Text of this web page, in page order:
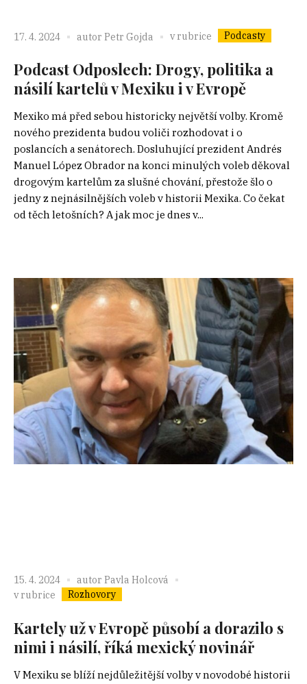
17. 4. 2024 autor Petr Gojda v rubrice Podcasty
Podcast Odposlech: Drogy, politika a
násilí kartelů v Mexiku i v Evropě
Mexiko má před sebou historicky největší volby. Kromě
nového prezidenta budou voliči rozhodovat i o
poslancích a senátorech. Dosluhující prezident Andrés
Manuel López Obrador na konci minulých voleb děkoval
drogovým kartelům za slušné chování, přestože šlo o
jedny z nejnásilnějších voleb v historii Mexika. Co čekat
od těch letošních? A jak moc je dnes v...
15. 4. 2024 autor Pavla Holcová
v rubrice
Rozhovory
Kartely už v Evropě působí a dorazilo s
nimi i násilí, říká mexický novinář
V Mexiku se blíží nejdůležitější volby v novodobé historii